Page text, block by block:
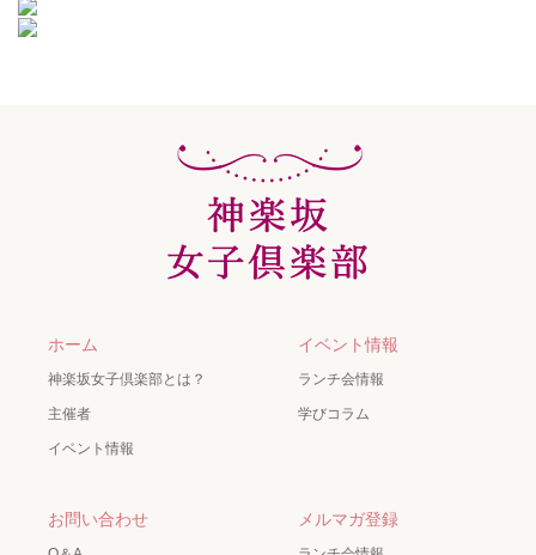
ホーム
神楽坂女子倶楽部とは？
主催者
イベント情報
イベント情報
ランチ会情報
学びコラム
お問い合わせ メルマガ登録